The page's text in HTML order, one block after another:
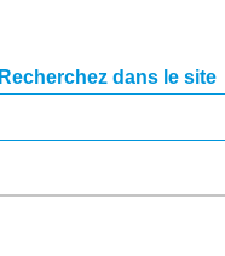
Recherchez dans le site